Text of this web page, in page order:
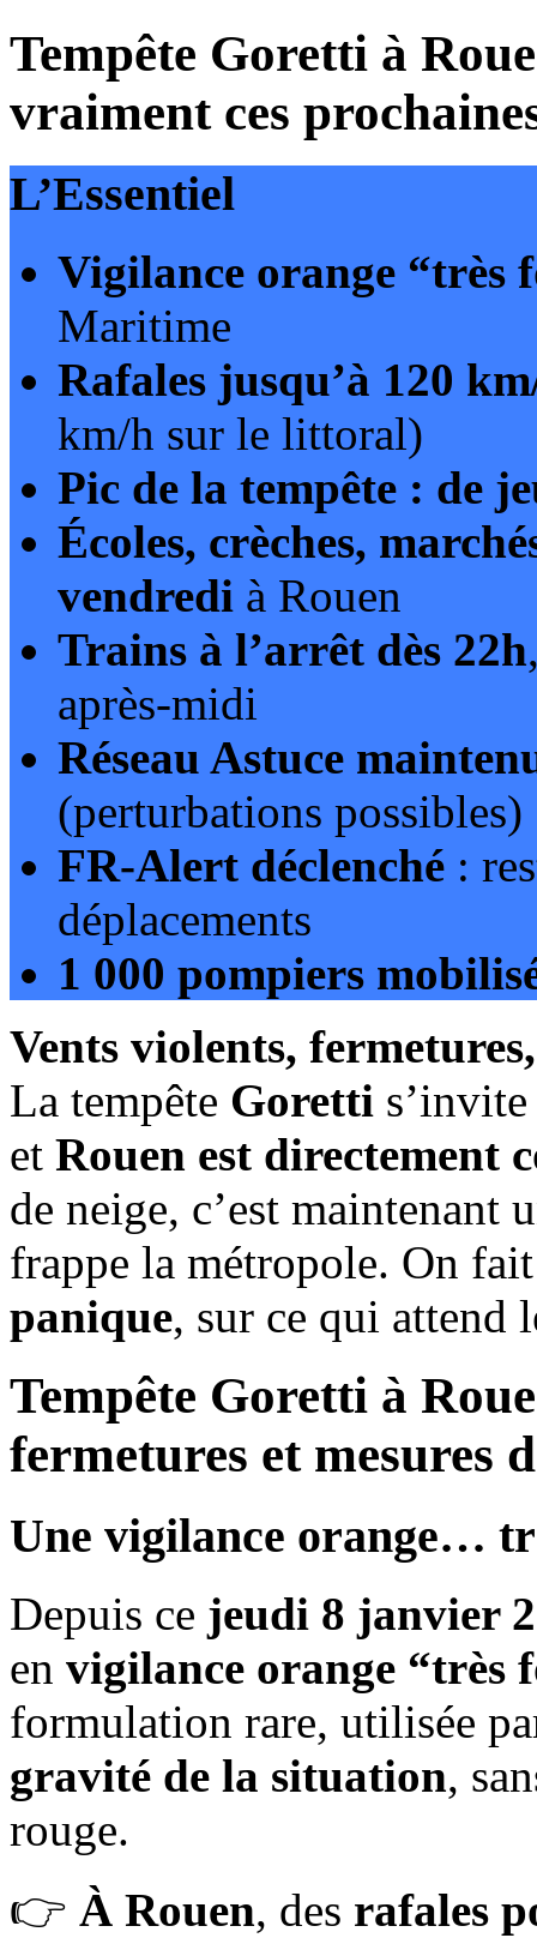
Tempête Goretti à
vraiment ces
L’Essentiel
Vigilance orange “très
Maritime
Rafales jusqu’à 120
km/h sur le littoral)
Pic de la tempête : de
Écoles, crèches,
vendredi à Rouen
Trains à l’arrêt dès 22h
après-midi
Réseau Astuce
(perturbations possibles)
FR-Alert déclenché :
déplacements
1 000 pompiers
Vents violents,
La tempête Goretti
et Rouen est directement
de neige, c’est maintenant
frappe la métropole. On
panique, sur ce qui attend
Tempête Goretti à
fermetures et mesures
Une vigilance orange…
Depuis ce jeudi 8 janvier
en vigilance orange “très
formulation rare, utilisée
gravité de la situation,
rouge.
👉 À Rouen, des rafales